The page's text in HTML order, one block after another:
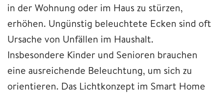
in der Wohnung oder im Haus zu stürzen,
erhöhen. Ungünstig beleuchtete Ecken sind oft
Ursache von Unfällen im Haushalt.
Insbesondere Kinder und Senioren brauchen
eine ausreichende Beleuchtung, um sich zu
orientieren. Das Lichtkonzept im Smart Home